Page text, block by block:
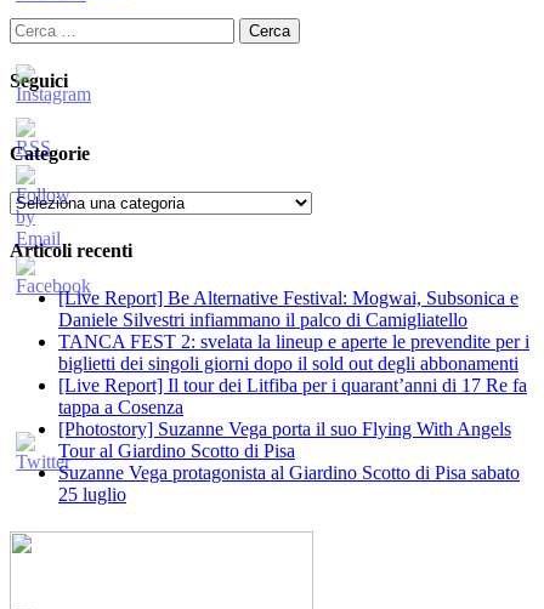
Ricerca
per:
Seguici
Categorie
Categorie
Articoli recenti
[Live Report] Be Alternative Festival: Mogwai, Subsonica e
Daniele Silvestri infiammano il palco di Camigliatello
TANCA FEST 2: svelata la lineup e aperte le prevendite per i
biglietti dei singoli giorni dopo il sold out degli abbonamenti
[Live Report] Il tour dei Litfiba per i quarant’anni di 17 Re fa
tappa a Cosenza
[Photostory] Suzanne Vega porta il suo Flying With Angels
Tour al Giardino Scotto di Pisa
Suzanne Vega protagonista al Giardino Scotto di Pisa sabato
25 luglio